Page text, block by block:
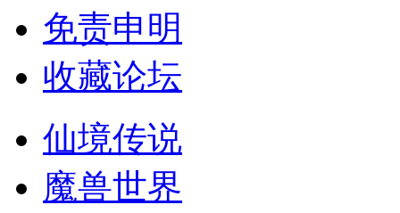
免责申明
收藏论坛
仙境传说
魔兽世界